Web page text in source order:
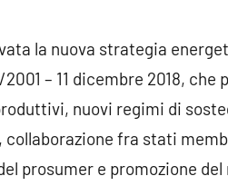
la nuova strategia
– 11 dicembre 2018, che
nuovi regimi di
fra stati
prosumer e promozione